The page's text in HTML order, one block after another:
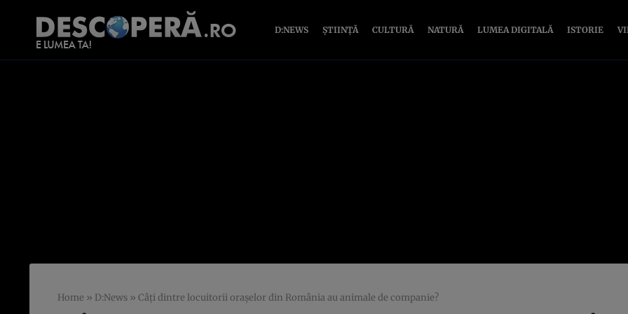
D:NEWS ȘTIINȚĂ CULTURĂ NATURĂ LUMEA DIGITALĂ ISTORIE
Home » D:News » Câți dintre locuitorii orașelor din România au animale de companie?